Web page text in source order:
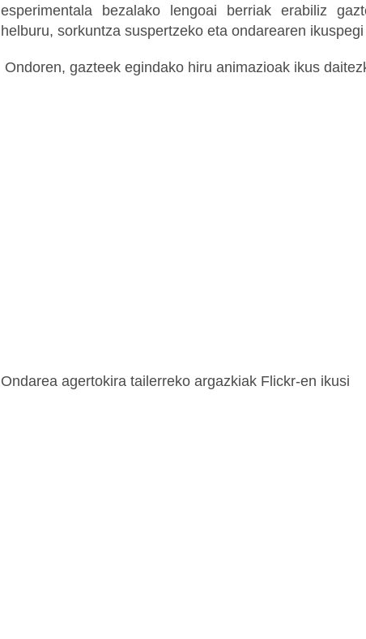
esperimentala bezalako lengoai berriak erabiliz
helburu, sorkuntza suspertzeko eta ondarearen
Ondoren, gazteek egindako hiru animazioak ikus
Ondarea agertokira tailerreko argazkiak Flickr-en ikusi